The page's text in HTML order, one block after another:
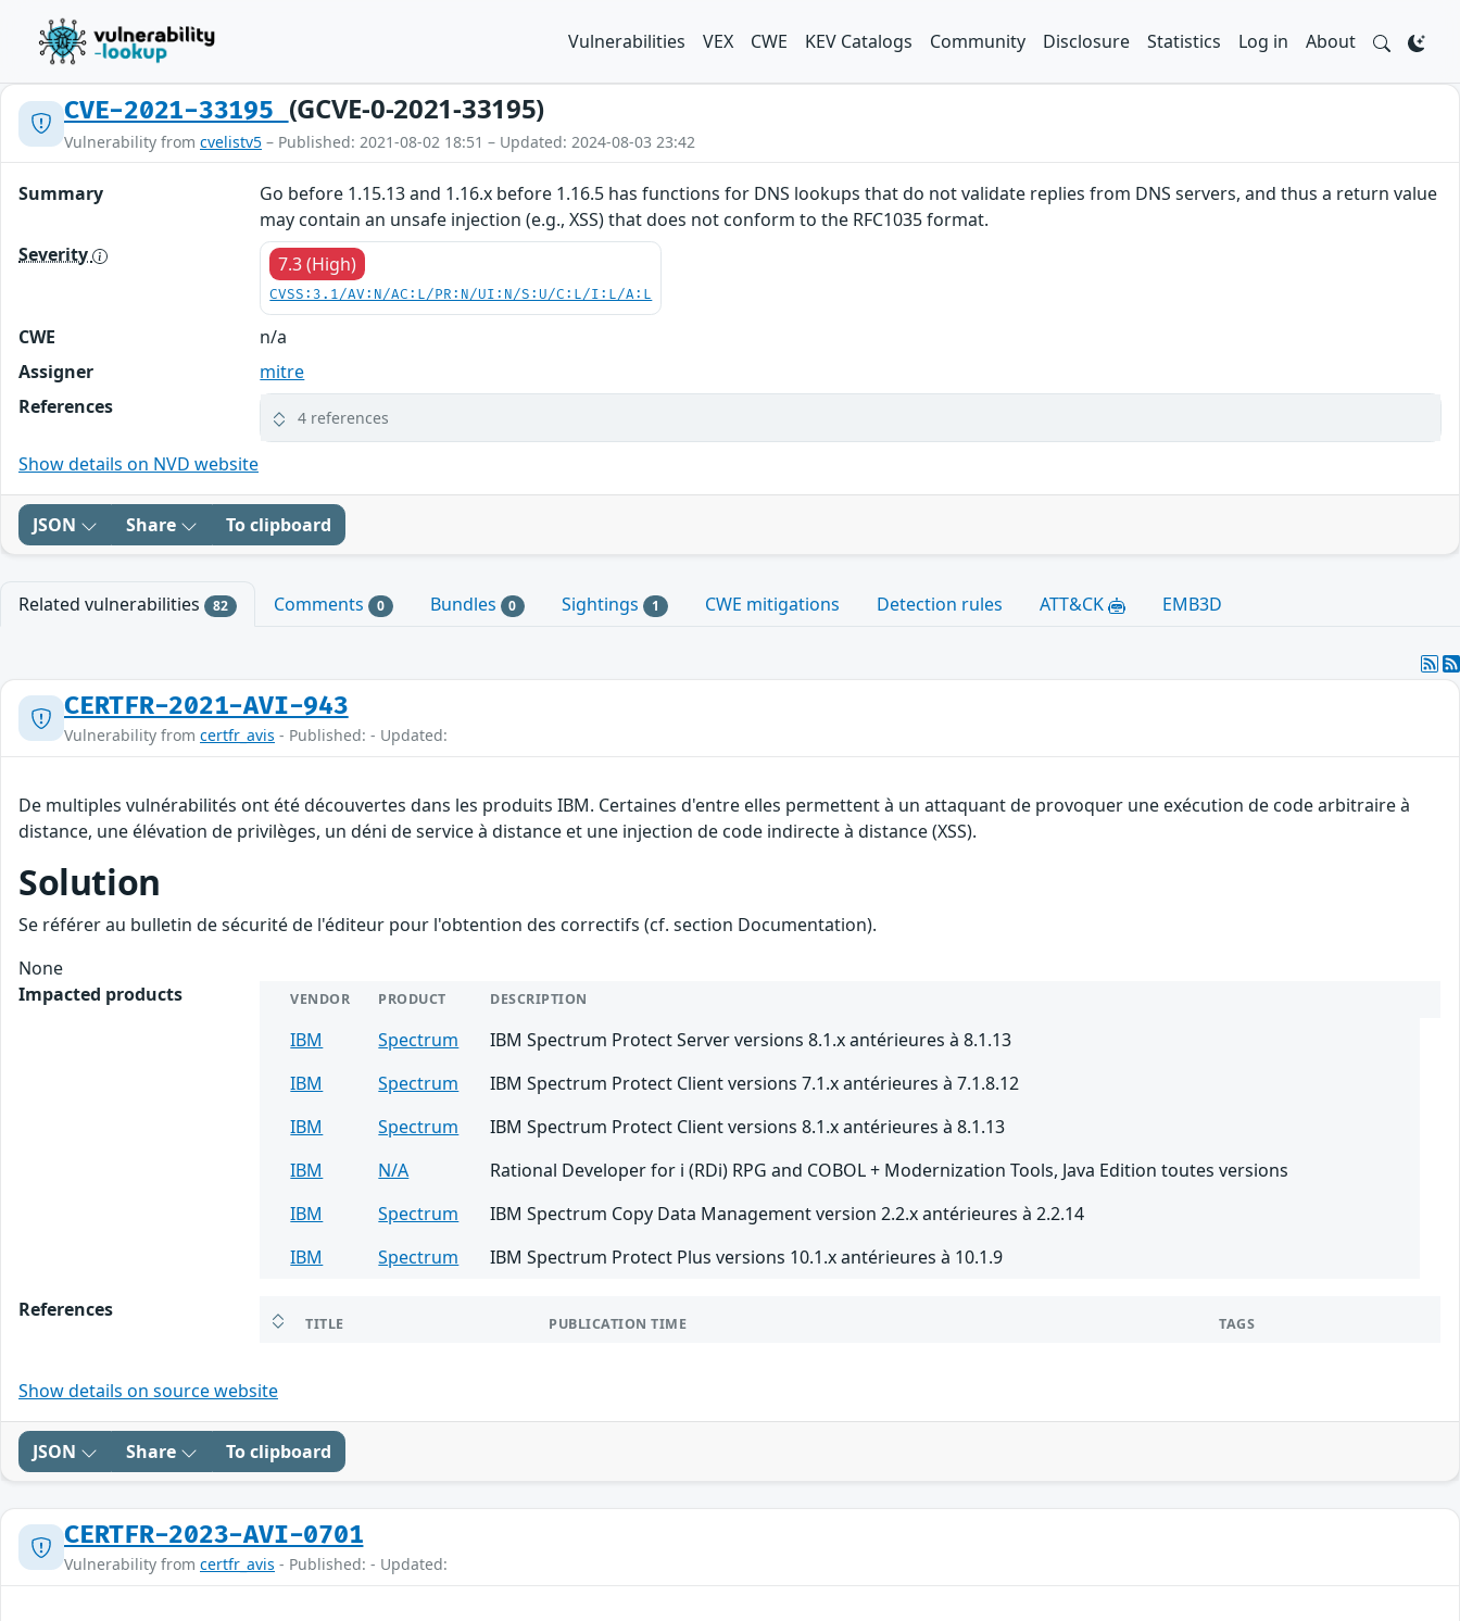
Vulnerabilities VEX CWE KEV Catalogs Community Disclosure Statistics Log in About
CVE-2021-33195 (GCVE-0-2021-33195)
Vulnerability from cvelistv5 – Published: 2021-08-02 18:51 – Updated: 2024-08-03 23:42
Summary
Go before 1.15.13 and 1.16.x before 1.16.5 has functions for DNS lookups that do not validate replies from DNS servers, and thus a return value
may contain an unsafe injection (e.g., XSS) that does not conform to the RFC1035 format.
Severity
7.3 (High)
CVSS:3.1/AV:N/AC:L/PR:N/UI:N/S:U/C:L/I:L/A:L
CWE
n/a
Assigner
mitre
References
4 references
Show details on NVD website
JSON Share To clipboard
Related vulnerabilities 82 Comments 0 Bundles 0 Sightings 1 CWE mitigations Detection rules ATT&CK EMB3D
CERTFR-2021-AVI-943
Vulnerability from certfr_avis - Published: - Updated:
De multiples vulnérabilités ont été découvertes dans les produits IBM. Certaines d'entre elles permettent à un attaquant de provoquer une exécution de code arbitraire à
distance, une élévation de privilèges, un déni de service à distance et une injection de code indirecte à distance (XSS).
Solution
Se référer au bulletin de sécurité de l'éditeur pour l'obtention des correctifs (cf. section Documentation).
None
Impacted products
VENDOR PRODUCT DESCRIPTION
IBM Spectrum
IBM Spectrum Protect Server versions 8.1.x antérieures à 8.1.13
IBM
Spectrum
IBM Spectrum Protect Client versions 7.1.x antérieures à 7.1.8.12
IBM
Spectrum
IBM Spectrum Protect Client versions 8.1.x antérieures à 8.1.13
IBM
N/A
Rational Developer for i (RDi) RPG and COBOL + Modernization Tools, Java Edition toutes versions
IBM
Spectrum
IBM Spectrum Copy Data Management version 2.2.x antérieures à 2.2.14
IBM
Spectrum IBM Spectrum Protect Plus versions 10.1.x antérieures à 10.1.9
References
TITLE PUBLICATION TIME TAGS
Show details on source website
JSON Share To clipboard
CERTFR-2023-AVI-0701
Vulnerability from certfr_avis - Published: - Updated: